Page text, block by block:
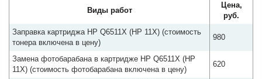
Виды работ
Цена,
руб.
Заправка картриджа HP Q6511X (HP 11X) (стоимость
тонера включена в цену)
980
Замена фотобарабана в картридже HP Q6511X (HP
11X) (стоимость фотобарабана включена в цену)
620